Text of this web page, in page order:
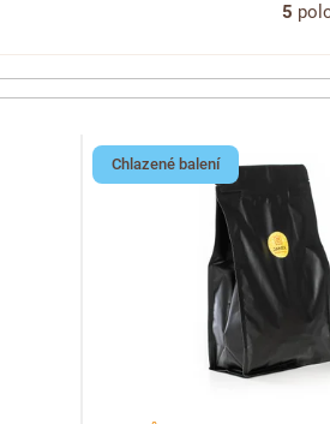
5
Chlazené balení